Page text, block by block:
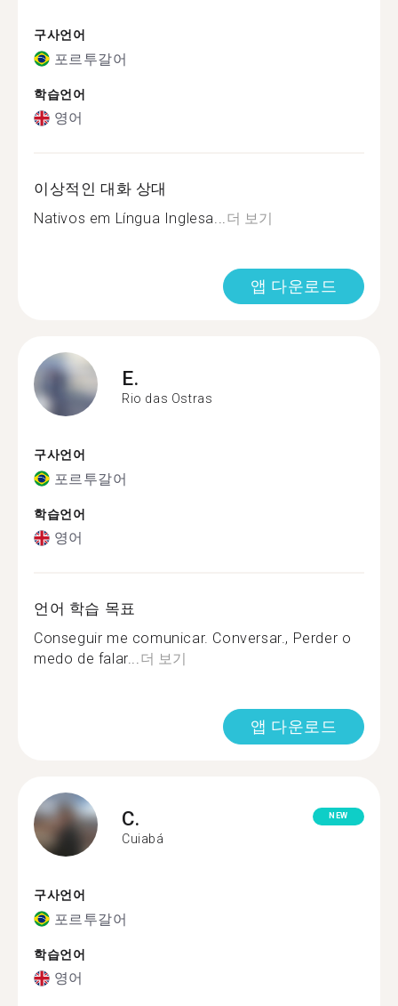
구사언어
포르투갈어
학습언어
영어
이상적인 대화 상대
Nativos em Língua Inglesa...더 보기
앱 다운로드
E.
Rio das Ostras
구사언어
포르투갈어
학습언어
영어
언어 학습 목표
Conseguir me comunicar. Conversar., Perder o
medo de falar...더 보기
앱 다운로드
C.
Cuiabá
NEW
구사언어
포르투갈어
학습언어
영어